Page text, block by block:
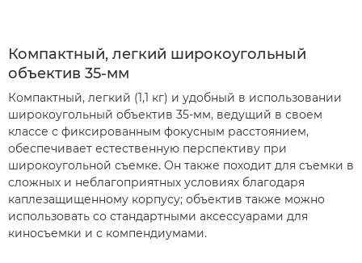
Компактный, легкий широкоугольный
объектив 35-мм
Компактный, легкий (1,1 кг) и удобный в использовании
широкоугольный объектив 35-мм, ведущий в своем
классе с фиксированным фокусным расстоянием,
обеспечивает естественную перспективу при
широкоугольной съемке. Он также походит для съемки в
сложных и неблагоприятных условиях благодаря
каплезащищенному корпусу; объектив также можно
использовать со стандартными аксессуарами для
киносъемки и с компендиумами.